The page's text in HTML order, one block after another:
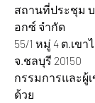
สถานที่ประชุม
อกซ์ จำกัด
55/1 หมู่ 4 ต.เข
จ.ชลบุรี 20150
กรรมการและผู้
ด้วย